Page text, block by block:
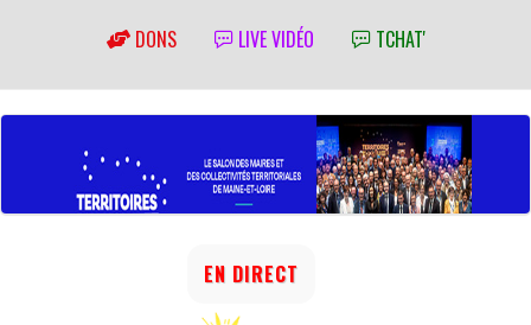
DONS LIVE VIDÉO TCHAT'
EN DIRECT